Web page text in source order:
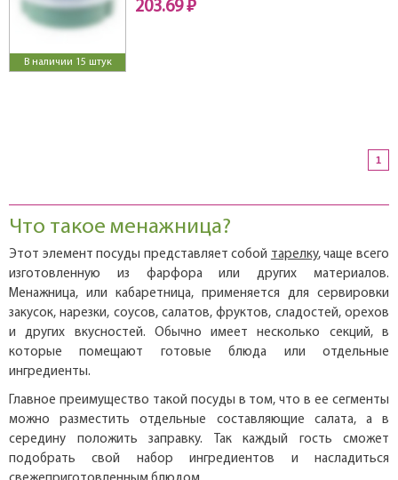
В наличии 15 штук
203.69 ₽
1
Что такое менажница?
Этот элемент посуды представляет собой тарелку, чаще всего
изготовленную из фарфора или других материалов.
Менажница, или кабаретница, применяется для сервировки
закусок, нарезки, соусов, салатов, фруктов, сладостей, орехов
и других вкусностей. Обычно имеет несколько секций, в
которые помещают готовые блюда или отдельные
ингредиенты.
Главное преимущество такой посуды в том, что в ее сегменты
можно разместить отдельные составляющие салата, а в
середину положить заправку. Так каждый гость сможет
подобрать свой набор ингредиентов и насладиться